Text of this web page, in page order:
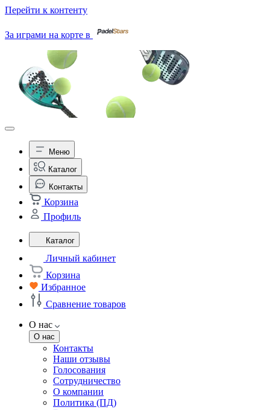
Перейти к контенту
За играми на корте в
Меню
Каталог
Контакты
Корзина
Профиль
Каталог
Личный кабинет
Корзина
Избранное
Сравнение товаров
О нас
О нас
Контакты
Наши отзывы
Голосования
Сотрудничество
О компании
Политика (ПД)